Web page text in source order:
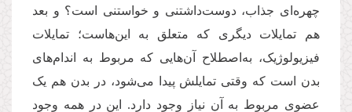
چهره‌ای جذاب، دوست‌داشتنی و خواستنی است؟ و بعد
هم تمایلات دیگری که متعلق به این‌هاست؛ تمایلات
فیزیولوژیک، به‌اصطلاح آن‌هایی که مربوط به اندام‌های
بدن است که وقتی تمایلش پیدا می‌شود، در بدن هم یک
عضوی مربوط به آن نیاز وجود دارد. این در همه وجود